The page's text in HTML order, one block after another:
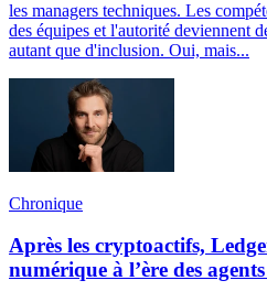
les managers techniques. Les
des équipes et l'autorité deviennent
autant que d'inclusion. Oui, mais...
Chronique
Après les cryptoactifs,
numérique à l’ère des